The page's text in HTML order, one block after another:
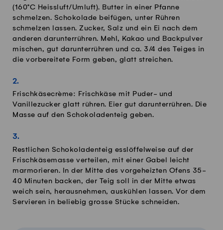
(160°C Heissluft/Umluft). Butter in einer Pfanne
schmelzen. Schokolade beifügen, unter Rühren
schmelzen lassen. Zucker, Salz und ein Ei nach dem
anderen darunterrühren. Mehl, Kakao und Backpulver
mischen, gut darunterrühren und ca. 3/4 des Teiges in
die vorbereitete Form geben, glatt streichen.
Frischkäsecrème: Frischkäse mit Puder- und
Vanillezucker glatt rühren. Eier gut darunterrühren. Die
Masse auf den Schokoladenteig geben.
Restlichen Schokoladenteig esslöffelweise auf der
Frischkäsemasse verteilen, mit einer Gabel leicht
marmorieren. In der Mitte des vorgeheizten Ofens 35-
40 Minuten backen, der Teig soll in der Mitte etwas
weich sein, herausnehmen, auskühlen lassen. Vor dem
Servieren in beliebig grosse Stücke schneiden.